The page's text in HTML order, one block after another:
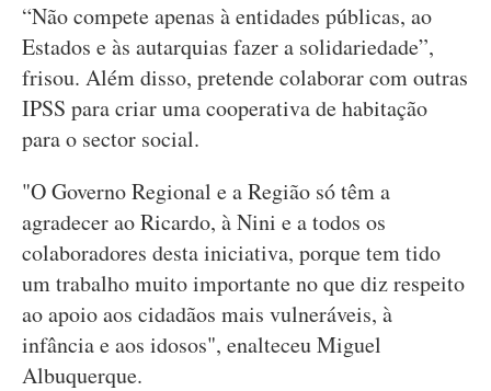
“Não compete apenas à entidades públicas, ao
Estados e às autarquias fazer a solidariedade”,
frisou. Além disso, pretende colaborar com outras
IPSS para criar uma cooperativa de habitação
para o sector social.
"O Governo Regional e a Região só têm a
agradecer ao Ricardo, à Nini e a todos os
colaboradores desta iniciativa, porque tem tido
um trabalho muito importante no que diz respeito
ao apoio aos cidadãos mais vulneráveis, à
infância e aos idosos", enalteceu Miguel
Albuquerque.